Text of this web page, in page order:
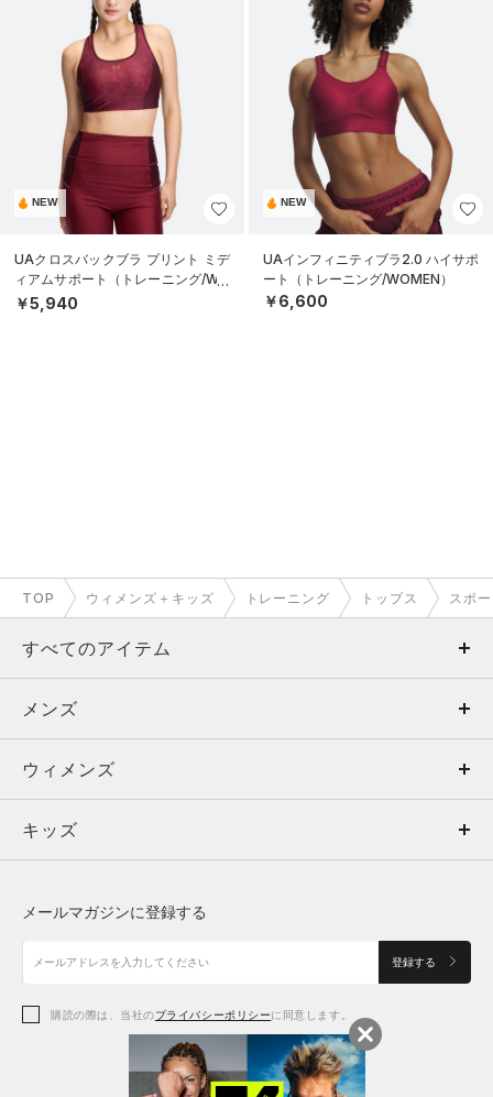
NEW
UAクロスバックブラ プリント ミデ
ィアムサポート（トレーニング/WO
MEN）
￥5,940
NEW
UAインフィニティブラ2.0 ハイサポ
ート（トレーニング/WOMEN）
￥6,600
TOP ウィメンズ＋キッズ トレーニング トップス スポ
すべてのアイテム
メンズ
ウィメンズ
キッズ
アクセサリー
メンズ
トップス
ボトムス
アクセサリー
ウィメンズ
トップス
シューズ
アクセサリー
キッズ
シューズ
メールマガジンに登録する
登録する
購読の際は、当社のプライバシーポリシーに同意します。